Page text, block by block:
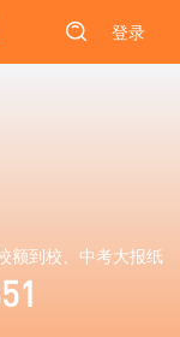
登录
额到校、中考大报纸